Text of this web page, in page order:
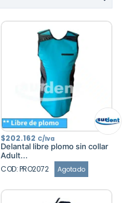
$202.162 C/Iva
Delantal libre plomo sin collar
Adult...
COD: PRO2072 Agotado